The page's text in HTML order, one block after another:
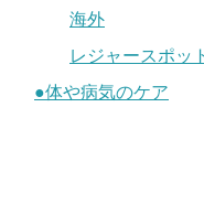
海外
レジャースポッ
●体や病気のケア